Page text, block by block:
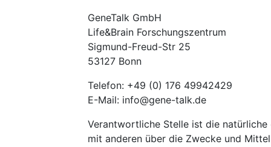
GeneTalk GmbH
Life&Brain Forschungszentrum
Sigmund-Freud-Str 25
53127 Bonn
Telefon: +49 (0) 176 49942429
E-Mail: info@gene-talk.de
Verantwortliche Stelle ist die
mit anderen über die Zwecke und